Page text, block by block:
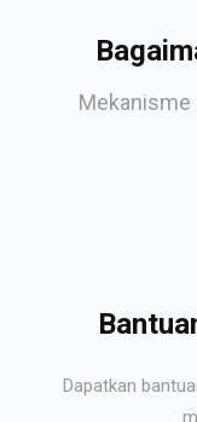
Mekanisme
Dapatkan